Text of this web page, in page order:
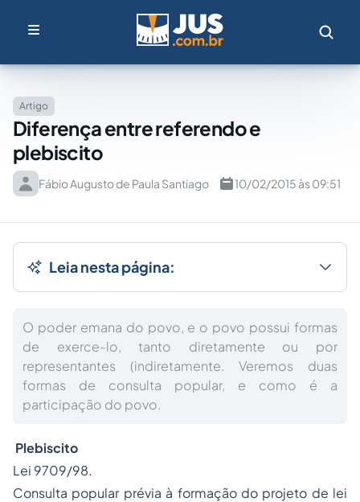
Artigo
Diferença entre referendo e
plebiscito
Fábio Augusto de Paula Santiago 10/02/2015 às 09:51
Leia nesta página:
O poder emana do povo, e o povo possui formas
de exerce-lo, tanto diretamente ou por
representantes (indiretamente. Veremos duas
formas de consulta popular, e como é a
participação do povo.
Plebiscito
Lei 9709/98.
Consulta popular prévia à formação do projeto de lei